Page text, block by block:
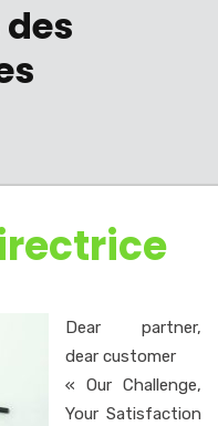
Dear partner,
dear customer
« Our Challenge,
Your Satisfaction